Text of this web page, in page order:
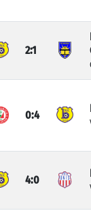
2:1
0:4
4:0